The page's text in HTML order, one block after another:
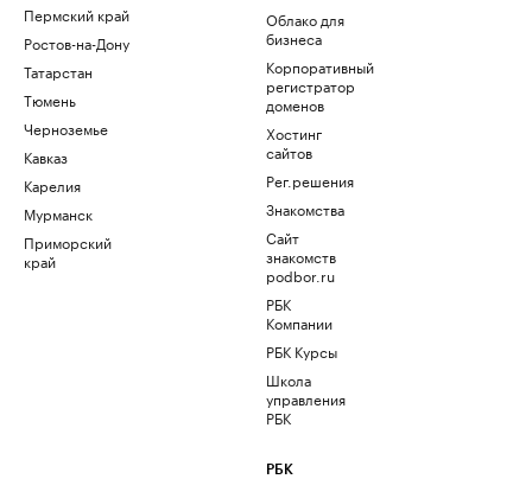
Пермский край
Ростов-на-Дону
Татарстан
Тюмень
Черноземье
Кавказ
Карелия
Мурманск
Приморский
край
Облако для
бизнеса
Корпоративный
регистратор
доменов
Хостинг
сайтов
Рег.решения
Знакомства
Сайт
знакомств
podbor.ru
РБК
Компании
РБК Курсы
Школа
управления
РБК
РБК